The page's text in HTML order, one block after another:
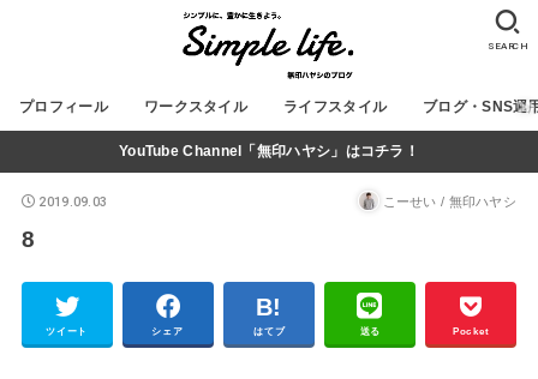
プロフィール ワークスタイル ライフスタイル ブログ・SNS運
SEARCH
YouTube Channel「無印ハヤシ」はコチラ！
2019.09.03 こーせい / 無印ハヤシ
8
ツイート シェア はてブ 送る Pocket